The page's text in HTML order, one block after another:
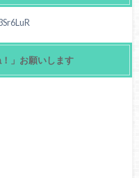
」お願いします